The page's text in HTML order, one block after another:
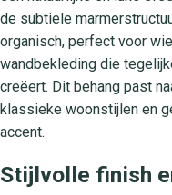
de subtiele
organisch, perfect voor
wandbekleding die
creëert. Dit behang past
klassieke woonstijlen en
accent.
Stijlvolle finish